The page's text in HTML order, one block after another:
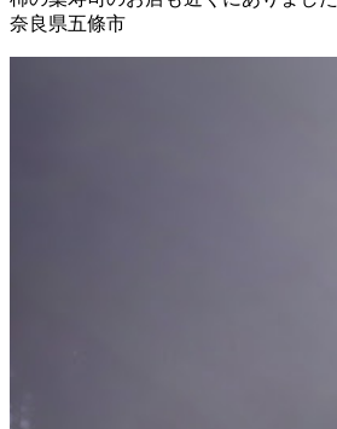
奈良県五條市